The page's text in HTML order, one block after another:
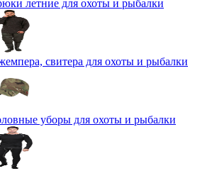
летние для охоты и рыбалки
свитера для охоты и рыбалки
уборы для охоты и рыбалки